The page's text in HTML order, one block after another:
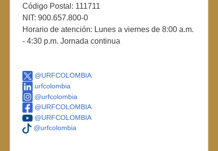
Código Postal: 111711
NIT: 900.657.800-0
Horario de atención: Lunes a viernes de 8:00 a.m.
- 4:30 p.m. Jornada continua
@URFCOLOMBIA
urfcolombia
@urfcolombia
@URFCOLOMBIA
@URFCOLOMBIA
@urfcolombia